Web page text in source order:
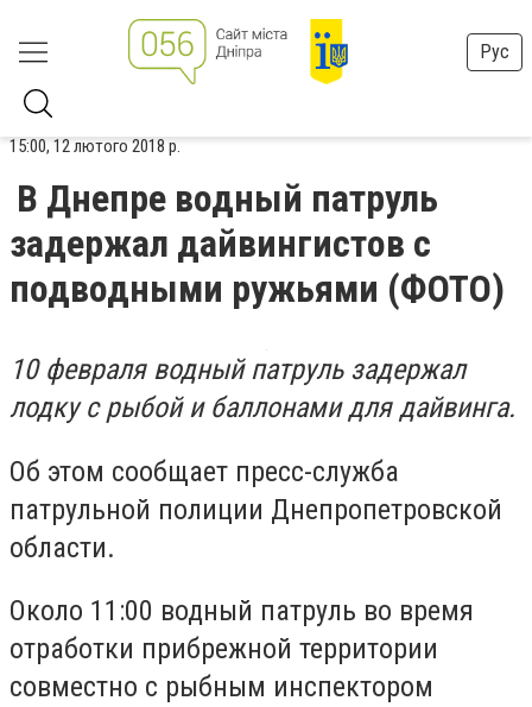
Рус
15:00, 12 лютого 2018 р.
В Днепре водный патруль
задержал дайвингистов с
подводными ружьями (ФОТО)
10 февраля водный патруль задержал
лодку с рыбой и баллонами для дайвинга.
Об этом сообщает пресс-служба
патрульной полиции Днепропетровской
области.
Около 11:00 водный патруль во время
отработки прибрежной территории
совместно с рыбным инспектором